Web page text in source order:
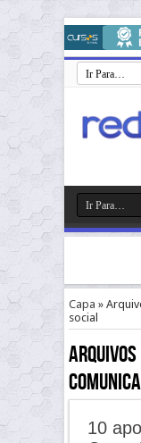
Capa »
social
Arquivos
10